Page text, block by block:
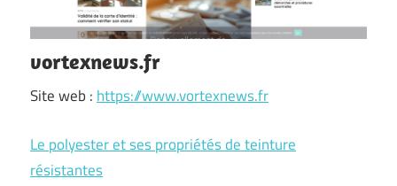
vortexnews.fr
Site web : https://www.vortexnews.fr
Le polyester et ses propriétés de teinture
résistantes